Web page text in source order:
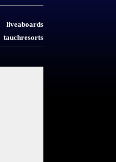
liveaboards
tauchresorts